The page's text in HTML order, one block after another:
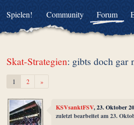
Community Forum
Spielen!
Skat-Strategien: gibts doch gar
1 2 »Weiter
KSVsanktFSV, 23. Oktober
zuletzt bearbeitet am 23.